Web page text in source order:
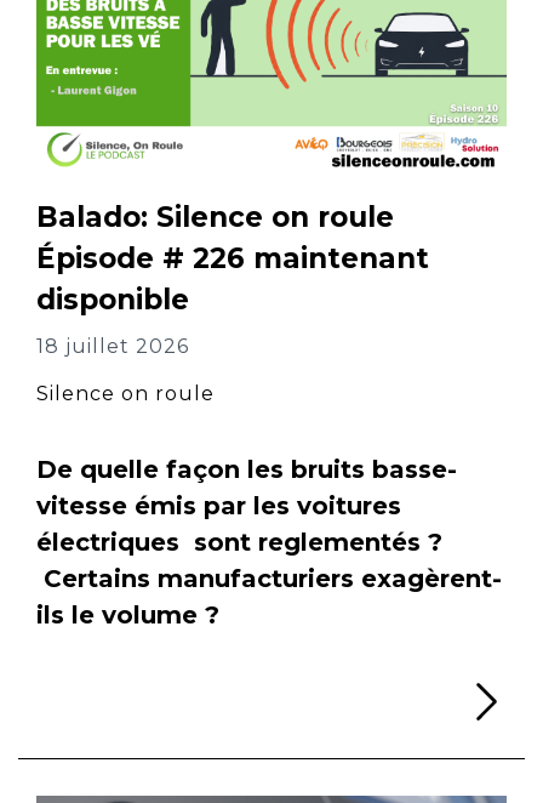
Balado: Silence on roule
Épisode # 226 maintenant
disponible
18 juillet 2026
Silence on roule
De quelle façon les bruits basse-
vitesse émis par les voitures
électriques sont reglementés ?
Certains manufacturiers exagèrent-
ils le volume ?